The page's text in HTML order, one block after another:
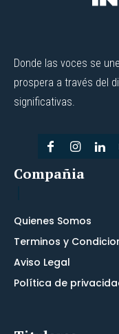
Donde las voces se
prospera a través del
significativas.
Compañia
Quienes Somos
Terminos y
Aviso Legal
Política de